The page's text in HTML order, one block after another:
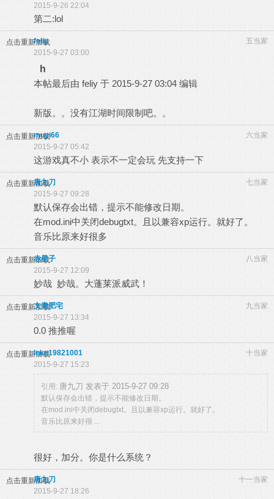
2015-9-26 22:04
第二:lol
点击重新加载 五当家
feliy
2015-9-27 03:00
h
本帖最后由 feliy 于 2015-9-27 03:04 编辑
新版。。没有江湖时间限制吧。。
点击重新加载 六当家
muyi66
2015-9-27 05:42
这游戏真不小 表示不一定会玩 先支持一下
点击重新加载 七当家
唐九刀
2015-9-27 09:28
默认保存会出错，提示不能修改日期。
在mod.ini中关闭debugtxt。且以兼容xp运行。就好了。
音乐比原来好很多
点击重新加载 八当家
赤星子
2015-9-27 12:09
妙哉 妙哉。大蓬莱派威武！
点击重新加载 九当家
文青肥宅
2015-9-27 13:34
0.0 推推喔
点击重新加载 十当家
luke19821001
2015-9-27 15:23
引用: 唐九刀 发表于 2015-9-27 09:28
默认保存会出错，提示不能修改日期。
在mod.ini中关闭debugtxt。且以兼容xp运行。就好了。
音乐比原来好很 ...
很好，加分。你是什么系统？
点击重新加载 十一当家
唐九刀
2015-9-27 18:26